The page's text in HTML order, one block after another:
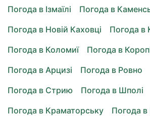
Погода в Ізмаїлі
Погода в
Погода в Новій Каховці
Погода в
Погода в Коломиї
Погода в
Погода в Арцизі
Погода в Ровно
Погода в Стрию
Погода в Шполі
Погода в Краматорську
Погода в